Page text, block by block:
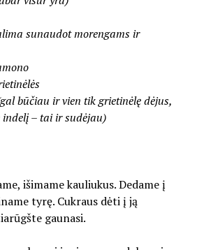
sunaudot morengams ir
būčiau ir vien tik grietinėlę dėjus,
– tai ir sudėjau)
išimame kauliukus. Dedame į
tyrę. Cukraus dėti į ją
gaunasi.